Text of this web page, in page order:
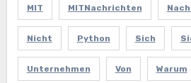
MIT MITNachrichten
Nicht Python Sich
Unternehmen Von Warum